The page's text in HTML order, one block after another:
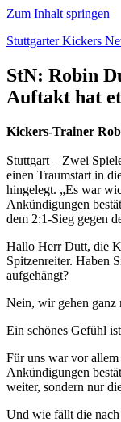
Zum Inhalt springen
Stuttgarter Kickers
StN: Robin
Auftakt hat
Kickers-Trainer
Stuttgart – Zwei
einen Traumstart in
hingelegt. „Es war
Ankündigungen
dem 2:1-Sieg gegen
Hallo Herr Dutt, die
Spitzenreiter. Haben
aufgehängt?
Nein, wir gehen ganz
Ein schönes Gefühl
Für uns war vor
Ankündigungen
weiter, sondern nur
Und wie fällt die